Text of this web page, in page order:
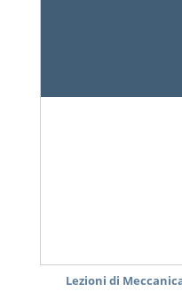
Lezioni di